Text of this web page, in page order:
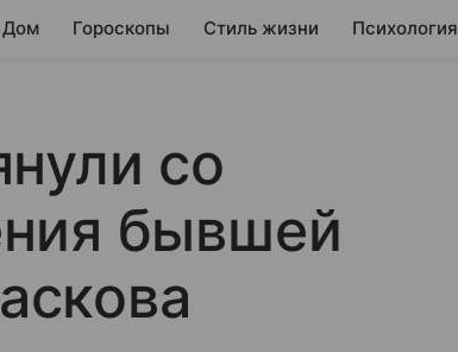
Дом Гороскопы Стиль жизни Психология
со
бывшей